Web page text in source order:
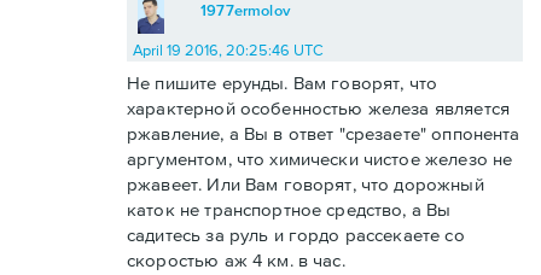
1977ermolov
April 19 2016, 20:25:46 UTC
Не пишите ерунды. Вам говорят, что
характерной особенностью железа является
ржавление, а Вы в ответ "срезаете" оппонента
аргументом, что химически чистое железо не
ржавеет. Или Вам говорят, что дорожный
каток не транспортное средство, а Вы
садитесь за руль и гордо рассекаете со
скоростью аж 4 км. в час.